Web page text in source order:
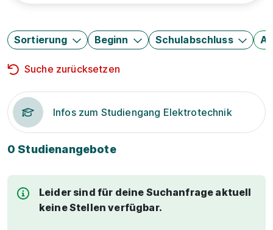
Sortierung Beginn Schulabschluss
Suche zurücksetzen
Infos zum Studiengang Elektrotechnik
0 Studienangebote
Leider sind für deine Suchanfrage aktuell
keine Stellen verfügbar.